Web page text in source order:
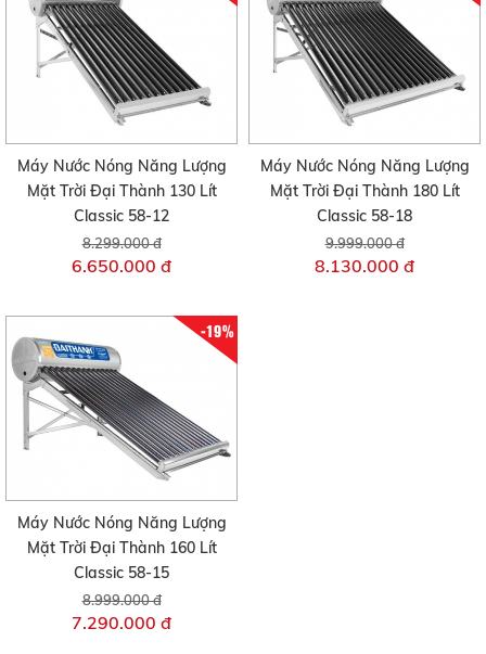
Máy Nước Nóng Năng Lượng
Mặt Trời Đại Thành 130 Lít
Classic 58-12
8.299.000 đ
6.650.000 đ
Máy Nước Nóng Năng Lượng
Mặt Trời Đại Thành 180 Lít
Classic 58-18
9.999.000 đ
8.130.000 đ
-19%
Máy Nước Nóng Năng Lượng
Mặt Trời Đại Thành 160 Lít
Classic 58-15
8.999.000 đ
7.290.000 đ